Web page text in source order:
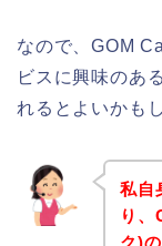
なので、GOM
ビスに興味のあ
れるとよいかも
私自
り
ク)